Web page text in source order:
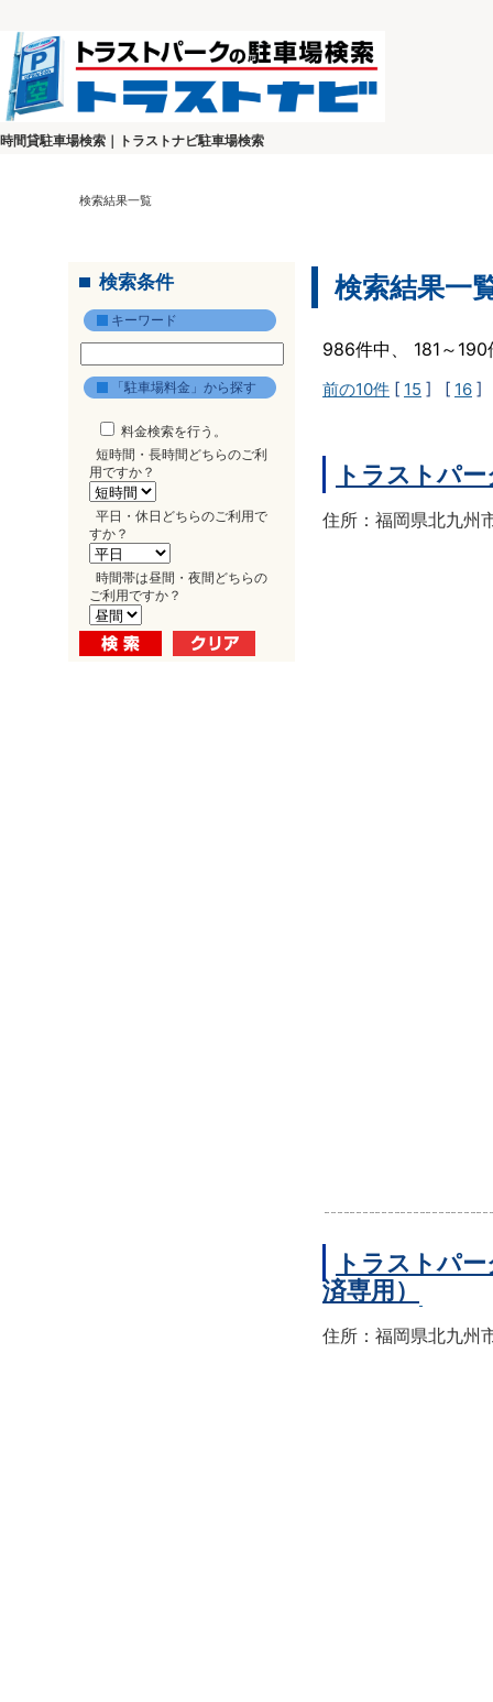
時間貸駐車場検索｜トラストナビ駐車場検索
検索結果一覧
検索条件
キーワード
「駐車場料金」から探す
料金検索を行う。
短時間・長時間どちらのご利
用ですか？
平日・休日どちらのご利用で
すか？
時間帯は昼間・夜間どちらの
ご利用ですか？
検索結果一
986件中、 181～
前の10件 [ 15 ] [ 16 ]
トラストパ
住所：福岡県北九州
トラストパ
済専用）
住所：福岡県北九州